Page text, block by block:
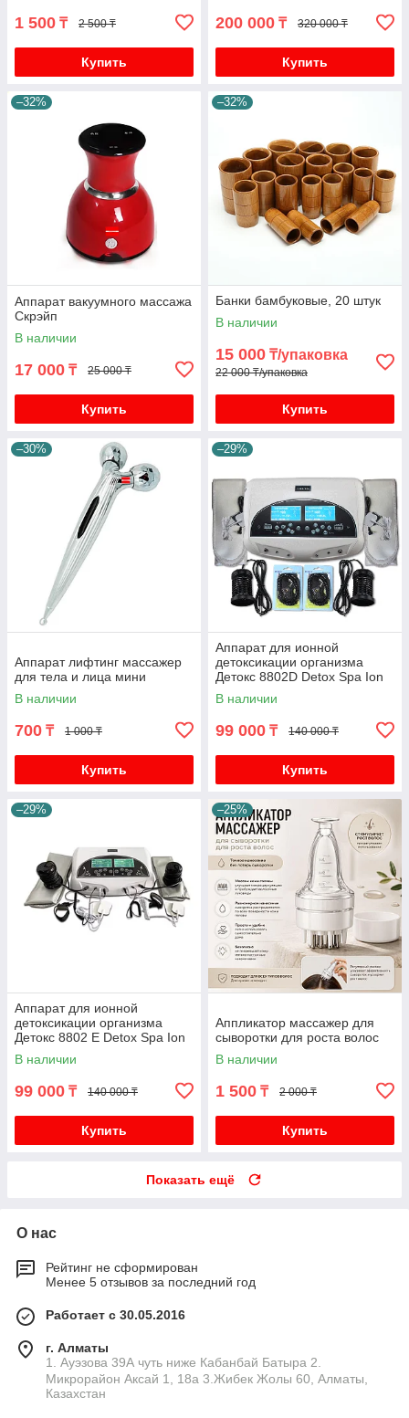
1 500 ₸ 2 500 ₸
Купить
200 000 ₸ 320 000 ₸
Купить
–32%
Аппарат вакуумного массажа
Скрэйп
В наличии
17 000 ₸ 25 000 ₸
Купить
–32%
Банки бамбуковые, 20 штук
В наличии
15 000 ₸/упаковка
22 000 ₸/упаковка
Купить
–30%
Аппарат лифтинг массажер
для тела и лица мини
В наличии
700 ₸ 1 000 ₸
Купить
–29%
Аппарат для ионной
детоксикации организма
Детокс 8802D Detox Spa Ion
Cleanse
В наличии
99 000 ₸ 140 000 ₸
Купить
–29%
Аппарат для ионной
детоксикации организма
Детокс 8802 Е Detox Spa Ion
Cleanse
В наличии
99 000 ₸ 140 000 ₸
Купить
–25%
Аппликатор массажер для
сыворотки для роста волос
В наличии
1 500 ₸ 2 000 ₸
Купить
Показать ещё
О нас
Рейтинг не сформирован
Менее 5 отзывов за последний год
Работает с 30.05.2016
г. Алматы
1. Ауэзова 39А чуть ниже Кабанбай Батыра ㅤㅤㅤㅤㅤㅤㅤㅤㅤㅤㅤㅤㅤㅤ2. ​
Микрорайон Аксай 1, 18а 3.Жибек Жолы 60, Алматы,
Казахстан